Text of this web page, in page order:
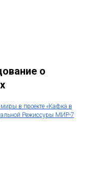
о
в проекте «Кафка в
Режиссуры МИР-7